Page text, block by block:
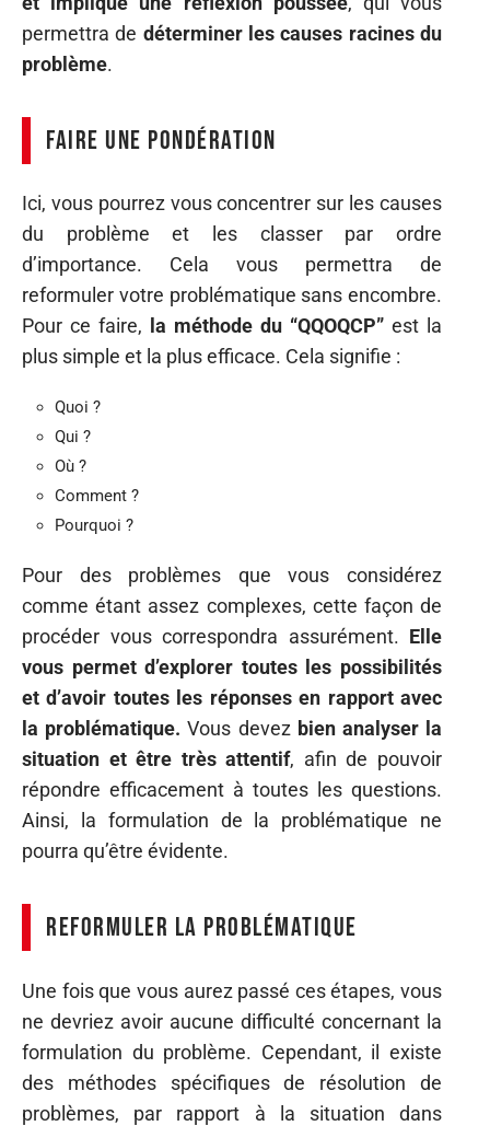
permettra de déterminer les causes racines du
problème.
Faire une pondération
Ici, vous pourrez vous concentrer sur les causes
du problème et les classer par ordre
d’importance. Cela vous permettra de
reformuler votre problématique sans encombre.
Pour ce faire, la méthode du “QQOQCP” est la
plus simple et la plus efficace. Cela signifie :
Quoi ?
Qui ?
Où ?
Comment ?
Pourquoi ?
Pour des problèmes que vous considérez
comme étant assez complexes, cette façon de
procéder vous correspondra assurément. Elle
vous permet d’explorer toutes les possibilités
et d’avoir toutes les réponses en rapport avec
la problématique. Vous devezbien analyser la
situation et être très attentif, afin de pouvoir
répondre efficacement à toutes les questions.
Ainsi, la formulation de la problématique ne
pourra qu’être évidente.
Reformuler la problématique
Une fois que vous aurez passé ces étapes, vous
ne devriez avoir aucune difficulté concernant la
formulation du problème. Cependant, il existe
des méthodes spécifiques de résolution de
problèmes, par rapport à la situation dans